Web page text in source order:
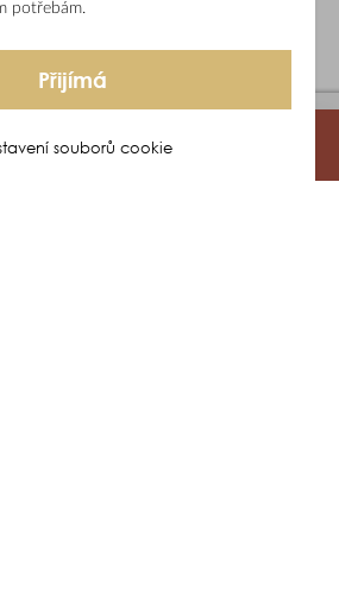
potřebám.
Přijímá
souborů cookie